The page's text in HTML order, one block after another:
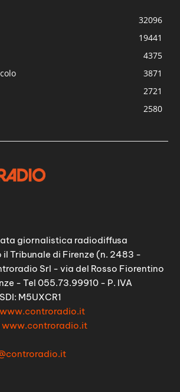
32096
19441
4375
3871
2721
2580
giornalistica radiodiffusa
Tribunale di Firenze (n. 2483 -
Srl - via del Rosso Fiorentino
- Tel 055.73.99910 - P. IVA
M5UXCR1
www.controradio.it